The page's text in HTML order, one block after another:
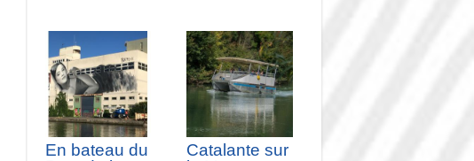
En bateau du
Catalante sur